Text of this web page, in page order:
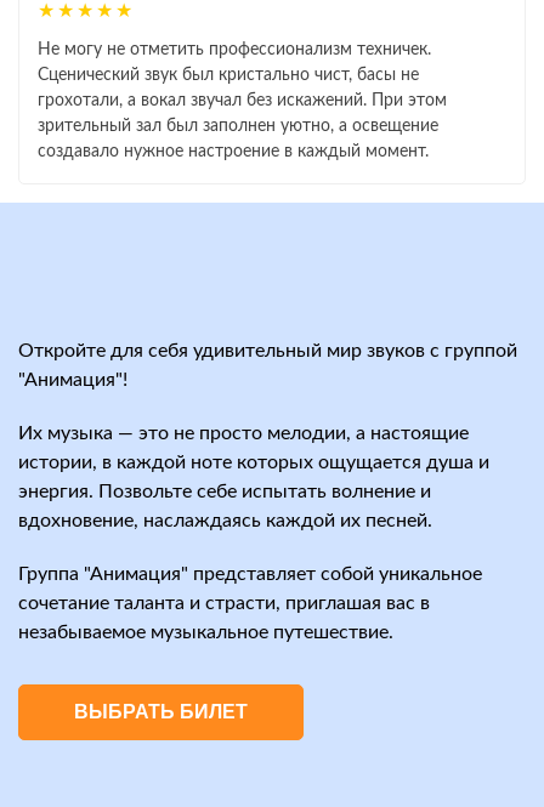
★★★★★
Не могу не отметить профессионализм техничек.
Сценический звук был кристально чист, басы не
грохотали, а вокал звучал без искажений. При этом
зрительный зал был заполнен уютно, а освещение
создавало нужное настроение в каждый момент.
Откройте для себя удивительный мир звуков с группой
"Анимация"!
Их музыка — это не просто мелодии, а настоящие
истории, в каждой ноте которых ощущается душа и
энергия. Позвольте себе испытать волнение и
вдохновение, наслаждаясь каждой их песней.
Группа "Анимация" представляет собой уникальное
сочетание таланта и страсти, приглашая вас в
незабываемое музыкальное путешествие.
ВЫБРАТЬ БИЛЕТ